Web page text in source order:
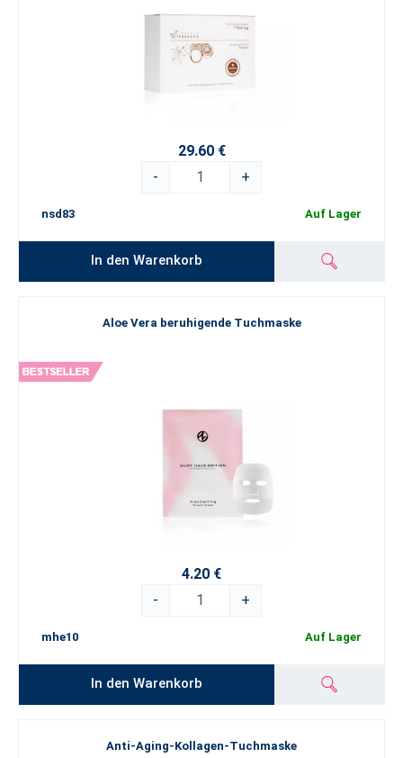
29.60 €
-
+
nsd83 Auf Lager
In den Warenkorb
Aloe Vera beruhigende Tuchmaske
4.20 €
-
+
mhe10 Auf Lager
In den Warenkorb
Anti-Aging-Kollagen-Tuchmaske